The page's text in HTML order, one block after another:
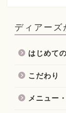
ディアーズ
はじめて
こだわり
メニュー